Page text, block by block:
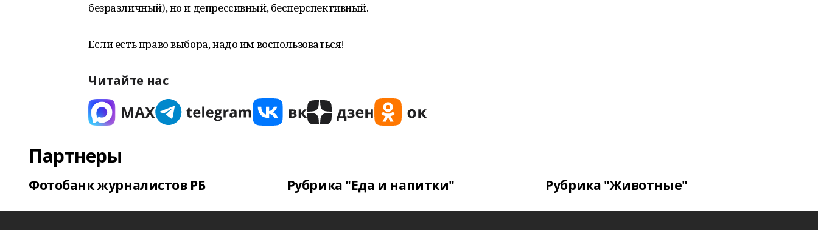
безразличный), но и депрессивный, бесперспективный.
Если есть право выбора, надо им воспользоваться!
Читайте нас
Партнеры
Фотобанк журналистов РБ Рубрика "Еда и напитки" Рубрика "Животные"